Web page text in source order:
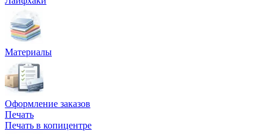
О компании
Написать директору
Арендодателям
Портфолио
Франшиза
Материалы
Оформление заказов
Печать
Печать в копицентре